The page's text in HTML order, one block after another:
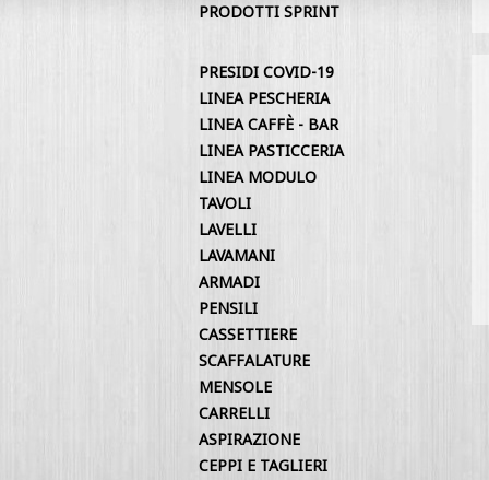
PRODOTTI SPRINT
PRESIDI COVID-19
LINEA PESCHERIA
LINEA CAFFÈ - BAR
LINEA PASTICCERIA
LINEA MODULO
TAVOLI
LAVELLI
LAVAMANI
ARMADI
PENSILI
CASSETTIERE
SCAFFALATURE
MENSOLE
CARRELLI
ASPIRAZIONE
CEPPI E TAGLIERI